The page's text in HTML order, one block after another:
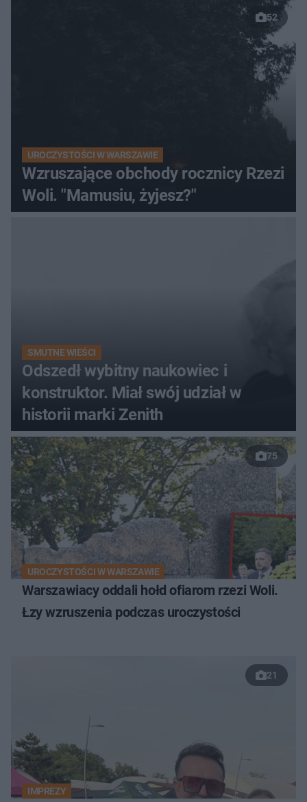
52
UROCZYSTOŚCI W WARSZAWIE
Wzruszające obchody rocznicy Rzezi
Woli. "Mamusiu, żyjesz?"
SMUTNE WIEŚCI
Odszedł wybitny naukowiec i
konstruktor. Miał swój udział w
historii marki Zenith
75
UROCZYSTOŚCI W WARSZAWIE
Warszawiacy oddali hołd ofiarom rzezi Woli.
Łzy wzruszenia podczas uroczystości
21
IMPREZY